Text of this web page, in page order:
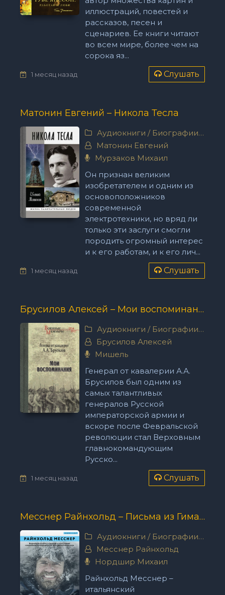
иллюстраций, повестей и
рассказов, песен и
сценариев. Ее книги читают
во всем мире, более чем на
сорока яз...
1 месяц назад Слушать
Матонин Евгений – Никола Тесла
Аудиокниги / Биографии, мемуары
Матонин Евгений
Мурзаков Михаил
Он признан великим
изобретателем и одним из
основоположников
современной
электротехники, но вряд ли
только эти заслуги смогли
породить огромный интерес
и к его работам, и к его лич...
1 месяц назад Слушать
Брусилов Алексей – Мои воспоминания. Из царской армии в Красную
Аудиокниги / Биографии, мемуары
Брусилов Алексей
Мишель
Генерал от кавалерии А.А.
Брусилов был одним из
самых талантливых
генералов Русской
императорской армии и
вскоре после Февральской
революции стал Верховным
главнокомандующим
Русско...
1 месяц назад Слушать
Месснер Райнхольд – Письма из Гималаев
Аудиокниги / Биографии, мемуары
Месснер Райнхольд
Нордшир Михаил
Райнхольд Месснер –
итальянский